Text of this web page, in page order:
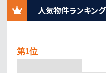
人気物件ランキング
第1位